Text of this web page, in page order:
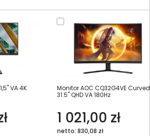
VA 4K
Monitor AOC CQ32G4VE Curved
31.5" QHD VA 180Hz
1 021,00 zł
netto: 830,08 zł